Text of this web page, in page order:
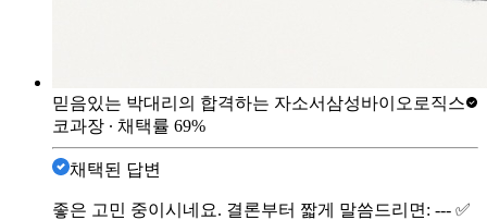
믿음있는 박대리의 합격하는 자소서삼성바이오로직스
코과장 ∙ 채택률 69%
채택된 답변
좋은 고민 중이시네요. 결론부터 짧게 말씀드리면: --- ✅